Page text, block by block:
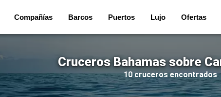
Compañías Barcos Puertos Lujo Ofertas
Cruceros Bahamas sobre
10 cruceros encontrados